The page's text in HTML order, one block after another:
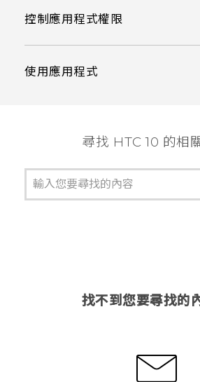
控制應用程式權限
使用應用程式
尋找 HTC 10 的相
找不到您要尋找的